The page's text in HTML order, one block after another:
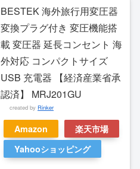
BESTEK 海外旅行用変圧器
変換プラグ付き 変圧機能搭
載 変圧器 延長コンセント 海
外対応 コンパクトサイズ
USB 充電器 【経済産業省承
認済】 MRJ201GU
created by Rinker
Amazon
楽天市場
Yahooショッピング